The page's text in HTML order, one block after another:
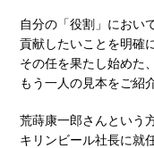
自分の「役割」において
貢献したいことを明確
その任を果たし始めた、
もう一人の見本をご紹
荒蒔康一郎さんという
キリンビール社長に就